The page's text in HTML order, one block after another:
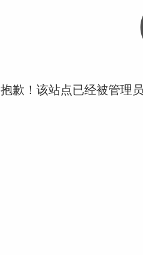
抱歉！该站点已经被管理